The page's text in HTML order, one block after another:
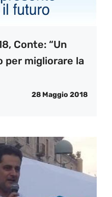
Conte: “Un
migliorare la
28 Maggio 2018